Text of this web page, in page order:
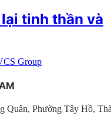
lại tinh thần và
Group
Phường Tây Hồ,